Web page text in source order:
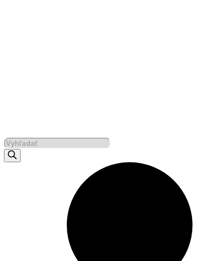
Products
search